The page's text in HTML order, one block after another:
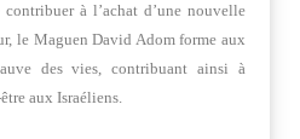
à l’achat d’une nouvelle
le Maguen David Adom forme aux
des vies, contribuant ainsi à
aux Israéliens.